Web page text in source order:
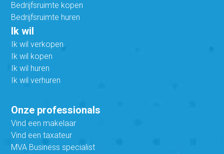
Bedrijfsruimte kopen
Bedrijfsruimte huren
Ik wil
Ik wil verkopen
Ik wil kopen
Ik wil huren
Ik wil verhuren
Onze professionals
Vind een makelaar
Vind een taxateur
MVA Business specialist